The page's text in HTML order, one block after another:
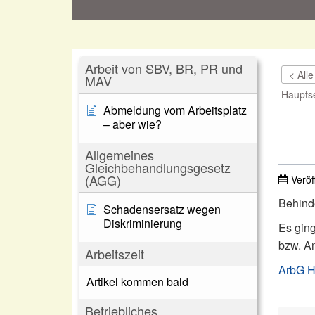
Arbeit von SBV, BR, PR und
MAV
Abmeldung vom Arbeitsplatz
– aber wie?
Allgemeines
Gleichbehandlungsgesetz
(AGG)
Schadensersatz wegen
Diskriminierung
Arbeitszeit
Artikel kommen bald
Betriebliches
<
Es
bzw.
ArbG